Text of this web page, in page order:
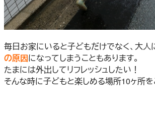
毎日お家にいると子どもだけでなく、大人
の原因になってしまうこともあります。
たまには外出してリフレッシュしたい！
そんな時に子どもと楽しめる場所10ヶ所を